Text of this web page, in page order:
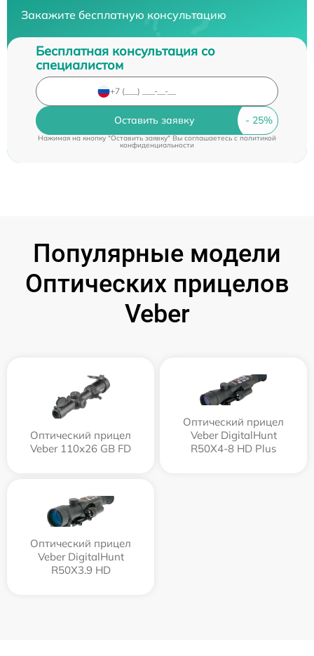
Закажите бесплатную консультацию
Бесплатная консультация со
специалистом
Оставить заявку
Нажимая на кнопку "Оставить заявку" Вы соглашаетесь cполитикой
конфиденциальности
Популярные модели
Оптических прицелов
Veber
Оптический прицел
Veber 110х26 GB FD
Оптический прицел
Veber DigitalHunt
R50X4-8 HD Plus
Оптический прицел
Veber DigitalHunt
R50X3.9 HD